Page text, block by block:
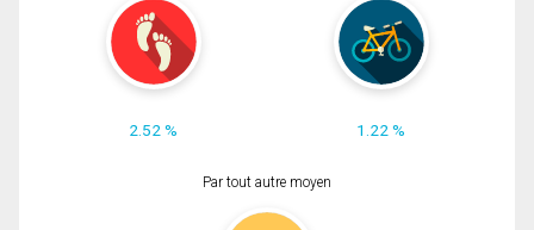
2.52 % 1.22 %
Par tout autre moyen